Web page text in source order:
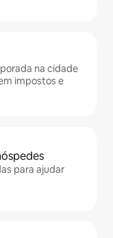
na cidade
impostos e
para ajudar